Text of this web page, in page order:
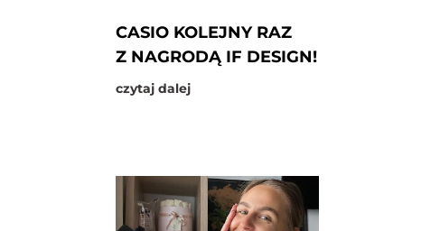
CASIO KOLEJNY RAZ
Z NAGRODĄ IF DESIGN!
czytaj dalej